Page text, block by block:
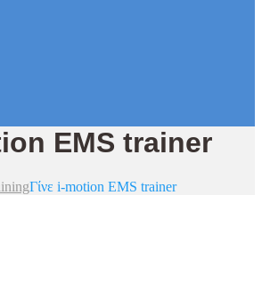
EMS trainer
Γίνε i-motion EMS trainer